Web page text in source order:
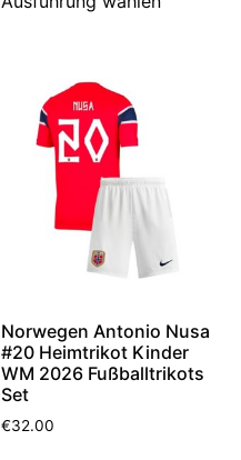
Norwegen Antonio Nusa
#20 Heimtrikot Kinder
WM 2026 Fußballtrikots
Set
€32.00